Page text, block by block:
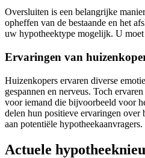
Oversluiten is een belangrijke
opheffen van de bestaande en het
uw hypotheektype mogelijk. U
Ervaringen van
Huizenkopers ervaren diverse
gespannen en nerveus. Toch
voor iemand die bijvoorbeeld voor
delen hun positieve ervaringen
aan potentiële hypotheekaanvragers.
Actuele